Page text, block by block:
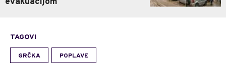
TAGOVI
GRČKA POPLAVE